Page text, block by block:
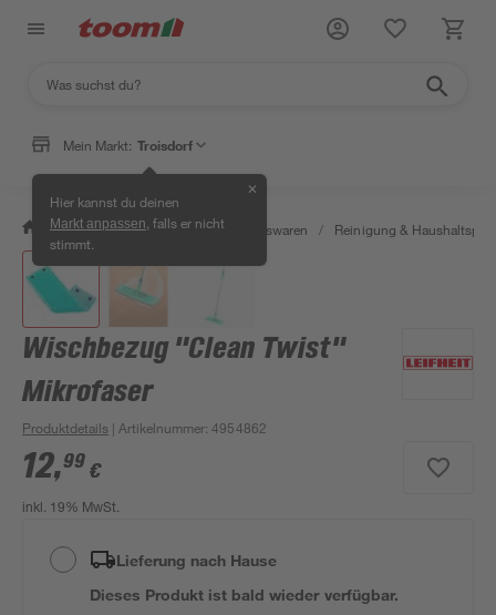
Mein Markt: Troisdorf
Hier kannst du deinen
Markt anpassen , falls er nicht
stimmt.
✕
/ Wohnen & Haushalt / Haushaltswaren / Reinigung &
Wischbezug "Clean Twist"
Mikrofaser
Produktdetails | Artikelnummer:4954862
12,99 €
inkl. 19% MwSt.
Lieferung nach Hause
Dieses Produkt ist bald wieder verfügbar.